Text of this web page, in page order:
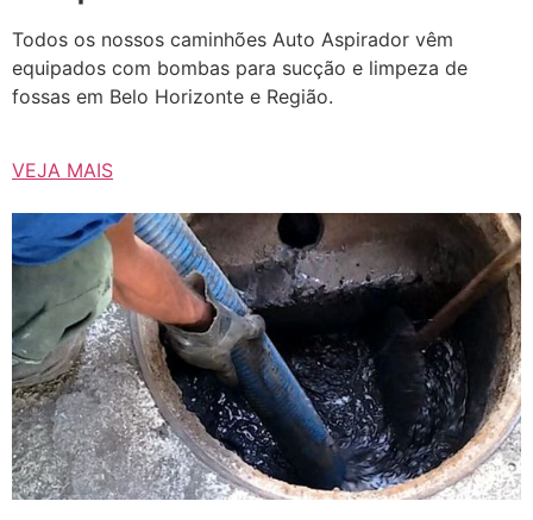
Todos os nossos caminhões Auto Aspirador vêm
equipados com bombas para sucção e limpeza de
fossas em Belo Horizonte e Região.
VEJA MAIS